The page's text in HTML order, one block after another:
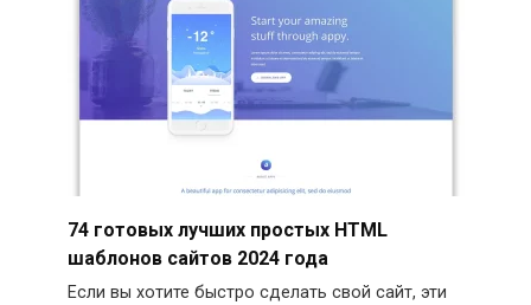
74 готовых лучших простых HTML
шаблонов сайтов 2024 года
Если вы хотите быстро сделать свой сайт, эти